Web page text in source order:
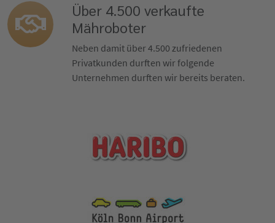
Über 4.500 verkaufte
Mähroboter
Neben damit über 4.500 zufriedenen
Privatkunden durften wir folgende
Unternehmen durften wir bereits beraten.